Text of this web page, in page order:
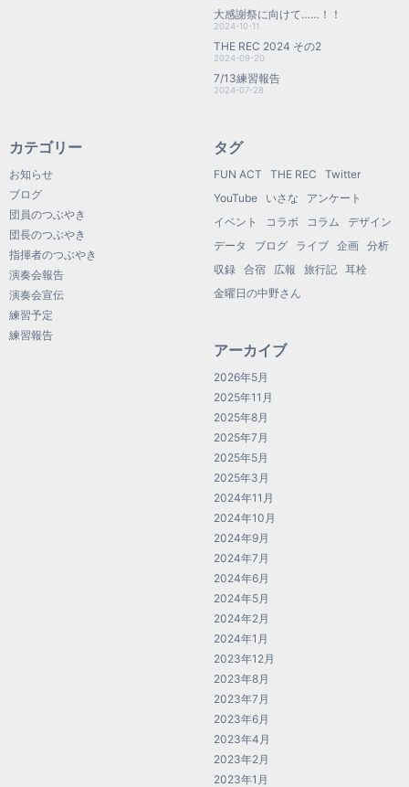
大感謝祭に向けて……！！
2024-10-11
THE REC 2024 その2
2024-09-20
7/13練習報告
2024-07-28
カテゴリー
お知らせ
ブログ
団員のつぶやき
団長のつぶやき
指揮者のつぶやき
演奏会報告
演奏会宣伝
練習予定
練習報告
タグ
FUN ACT THE REC
Twitter
YouTube
いさな
アンケート
イベント
コラボ コラム
デザイン
データ
ブログ ライブ 企画
分析
収録
合宿 広報 旅行記
耳栓
金曜日の中野さん
アーカイブ
2026年5月
2025年11月
2025年8月
2025年7月
2025年5月
2025年3月
2024年11月
2024年10月
2024年9月
2024年7月
2024年6月
2024年5月
2024年2月
2024年1月
2023年12月
2023年8月
2023年7月
2023年6月
2023年4月
2023年2月
2023年1月